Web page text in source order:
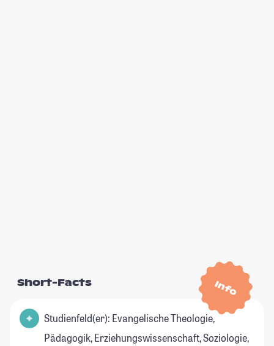
Info
Short-Facts
Studienfeld(er): Evangelische Theologie,
Pädagogik, Erziehungswissenschaft, Soziologie,